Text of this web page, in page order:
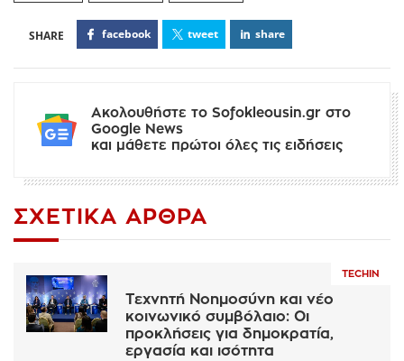
facebook tweet share
Ακολουθήστε το Sofokleousin.gr στο
Google News
και μάθετε πρώτοι όλες τις ειδήσεις
ΣΧΕΤΙΚΆ ΆΡΘΡΑ
TECHIN
Τεχνητή Νοημοσύνη και νέο
κοινωνικό συμβόλαιο: Οι
προκλήσεις για δημοκρατία,
εργασία και ισότητα